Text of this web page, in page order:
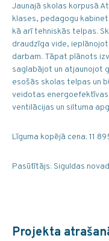
Jaunajā skolas korpusā
klases, pedagogu
kā arī tehniskās telpas.
draudzīga vide,
darbam. Tāpat plānots
saglabājot un atjaunojot
esošās skolas telpas un
veidotas energoefektīvas
ventilācijas un siltuma
Līguma kopējā cena: 11
Pasūtītājs: Siguldas
Projekta